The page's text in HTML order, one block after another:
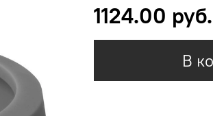
1124.00 руб.
В